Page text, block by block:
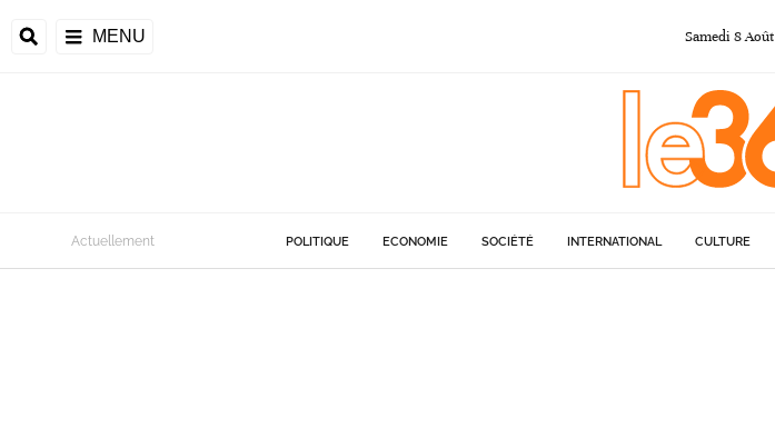
MENU Samedi 8Août
Actuellement POLITIQUE ECONOMIE SOCIÉTÉ INTERNATIONAL CULTURE